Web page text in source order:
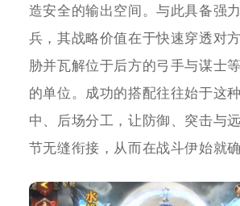
造安全的输出空间。与此具备强
兵，其战略价值在于快速穿透对
胁并瓦解位于后方的弓手与谋士
的单位。成功的搭配往往始于这种
中、后场分工，让防御、突击与
节无缝衔接，从而在战斗伊始就